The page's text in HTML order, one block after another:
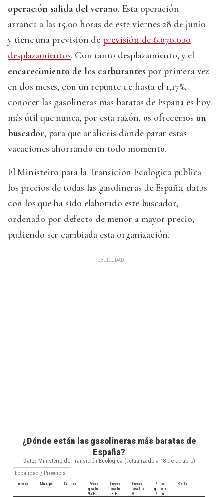
operación salida del verano. Esta operación
arranca a las 15,00 horas de este viernes 28 de junio
y tiene una previsión de previsión de 6.070.000
desplazamientos. Con tanto desplazamiento, y el
encarecimiento de los carburantes por primera vez
en dos meses, con un repunte de hasta el 1,17%,
conocer las gasolineras más baratas de España es hoy
más útil que nunca, por esta razón, os ofrecemos un
buscador, para que analicéis donde parar estas
vacaciones ahorrando en todo momento.
El Ministeiro para la Transición Ecológica publica
los precios de todas las gasolineras de España, datos
con los que ha sido elaborado este buscador,
ordenado por defecto de menor a mayor precio,
pudiendo ser cambiada esta organización.